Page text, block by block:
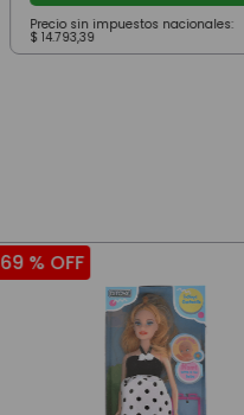
Precio sin impuestos nacionales:
$ 14.793,39
69 %OFF